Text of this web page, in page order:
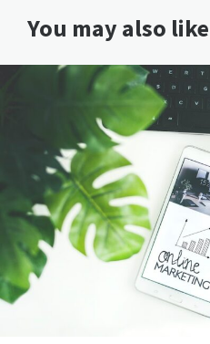
You may also like